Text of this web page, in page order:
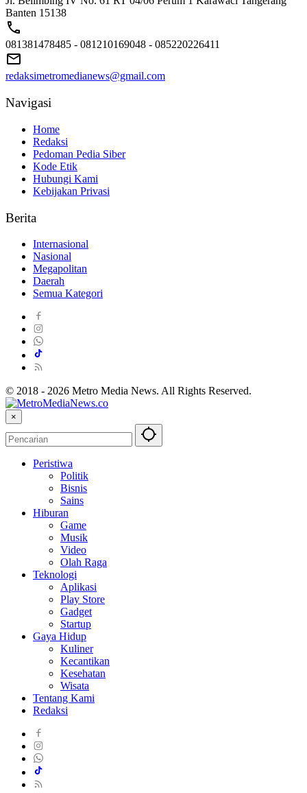
Banten 15138
081381478485 - 081210169048 - 085220226411
redaksimetromedianews@gmail.com
Navigasi
Home
Redaksi
Pedoman Pedia Siber
Kode Etik
Hubungi Kami
Kebijakan Privasi
Berita
Internasional
Nasional
Megapolitan
Daerah
Semua Kategori
© 2018 - 2026 Metro Media News. All Rights Reserved.
×
Peristiwa
Politik
Bisnis
Sains
Hiburan
Game
Musik
Video
Olah Raga
Teknologi
Aplikasi
Play Store
Gadget
Startup
Gaya Hidup
Kuliner
Kecantikan
Kesehatan
Wisata
Tentang Kami
Redaksi